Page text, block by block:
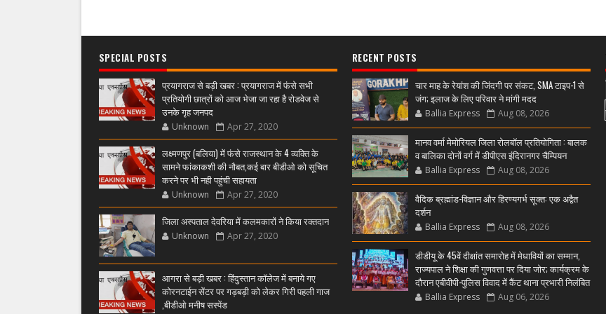
SPECIAL POSTS
प्रयागराज से बड़ी खबर : प्रयागराज में फंसे सभी
प्रतियोगी छात्रों को आज भेजा जा रहा है रोडवेज से
उनके गृह जनपद
Unknown Apr 27, 2020
लक्ष्मणपुर (बलिया) में फंसे राजस्थान के 4 व्यक्ति के
सामने फांकाकशी की नौबत,कई बार बीडीओ को सूचित
करने पर भी नही पहुंची सहायता
Unknown Apr 27, 2020
जिला अस्पताल देवरिया में कलमकारों ने किया रक्तदान
Unknown Apr 27, 2020
आगरा से बड़ी खबर : हिंदुस्तान कॉलेज में बनाये गए
कोरनटाईन सेंटर पर गड़बड़ी को लेकर गिरी पहली गाज
,बीडीओ मनीष सस्पेंड
RECENT POSTS
चार माह के रेयांश की जिंदगी पर संकट, SMA टाइप-1 से
जंग; इलाज के लिए परिवार ने मांगी मदद
Ballia Express Aug 08, 2026
मानव वर्मा मेमोरियल जिला रोलबॉल प्रतियोगिता : बालक
व बालिका दोनों वर्ग में डीपीएस इंदिरानगर चैम्पियन
Ballia Express Aug 08, 2026
वैदिक ब्रह्मांड-विज्ञान और हिरण्यगर्भ सूक्त: एक अद्वैत
दर्शन
Ballia Express Aug 08, 2026
डीडीयू के 45वें दीक्षांत समारोह में मेधावियों का सम्मान,
राज्यपाल ने शिक्षा की गुणवत्ता पर दिया जोर; कार्यक्रम के
दौरान एबीवीपी-पुलिस विवाद में कैंट थाना प्रभारी निलंबित
Ballia Express Aug 06, 2026